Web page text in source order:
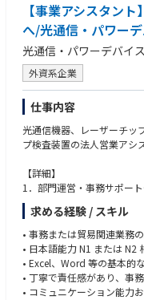
• 消耗品管理・発注
• 請求書処理（SAP）
• オフィス環境整備・従業
• 出張手配（航空券・宿泊）
• 備品管理
• 本社ITチームとのやり取り(
【その他（約10%）】
• 健康診断の運用（予約・
【事業アシスタン
へ/光通信・パワー
光通信・パワーデバイ
外資系企業
仕事内容
光通信機器、レーザーチッ
プ検査装置の法人営業アシ
【詳細】
1．部門運営・事務サポート
• 部門の日常運営に関わる
• 各種業務資料・データ・
• 受発注・案件等の業務進
• 関係部署や外部取引先と
2．営業業務サポート
• 営業担当者の業務遂行に
求める経験 / スキル
• 事務または貿易関連業務
• 日本語能力 N1 または N2
• Excel、Word 等の基本的
• 丁寧で責任感があり、事
• コミュニケーション能力